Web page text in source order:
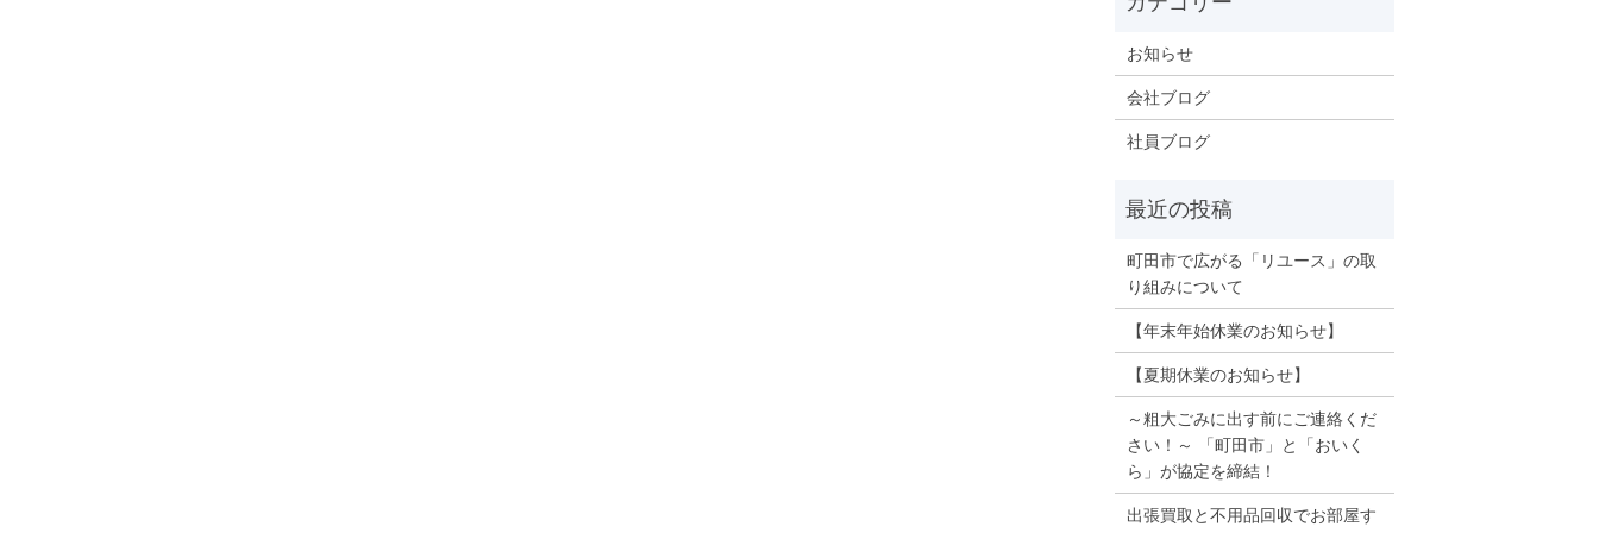
お知らせ
会社ブログ
社員ブログ
町田市で広がる「リユース」の取
り組みについて
【年末年始休業のお知らせ】
【夏期休業のお知らせ】
～粗大ごみに出す前にご連絡くだ
さい！～ 「町田市」と「おいく
ら」が協定を締結！
出張買取と不用品回収でお部屋す